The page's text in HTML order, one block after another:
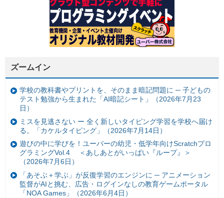
ズームイン
学校の教科書やプリントを、そのまま暗記問題に ─ 子どもの
テスト勉強から生まれた「AI暗記シート」（2026年7月23
日）
ミスを見逃さない ー 全く新しいタイピング学習を学校へ届け
る。「カケルタイピング」（2026年7月14日）
遊びの中に学びを！ユーバーの幼児・低学年向けScratchプロ
グラミングVol.4 ＜あしあとがいっぱい『ループ』＞
（2026年7月6日）
「あそぶ＋学ぶ」が反復学習のエンジンに ─ アニメーション
監督がAIと挑む、広告・ログインなしの教育ゲームポータル
「NOA Games」（2026年6月4日）